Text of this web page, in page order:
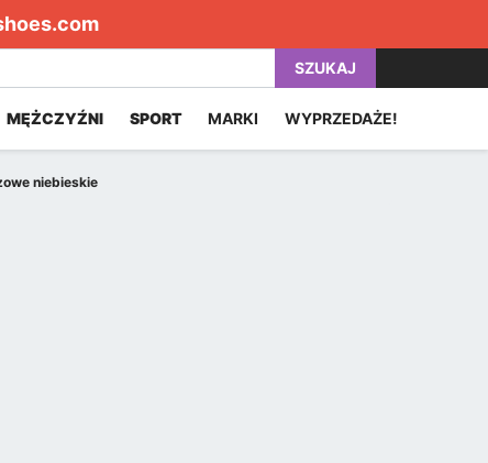
SZUKAJ
MĘŻCZYŹNI SPORT MARKI WYPRZEDAŻE!
niebieskie